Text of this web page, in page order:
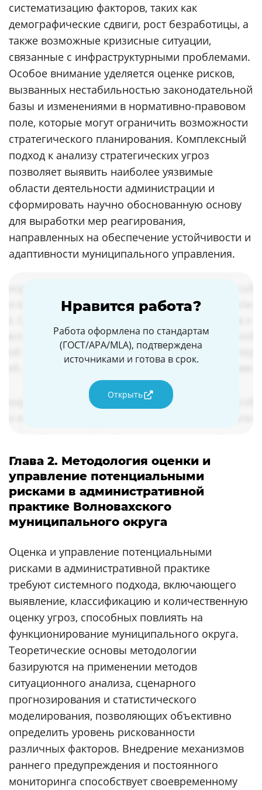
систематизацию факторов, таких как
демографические сдвиги, рост безработицы, а
также возможные кризисные ситуации,
связанные с инфраструктурными проблемами.
Особое внимание уделяется оценке рисков,
вызванных нестабильностью законодательной
базы и изменениями в нормативно-правовом
поле, которые могут ограничить возможности
стратегического планирования. Комплексный
подход к анализу стратегических угроз
позволяет выявить наиболее уязвимые
области деятельности администрации и
сформировать научно обоснованную основу
для выработки мер реагирования,
направленных на обеспечение устойчивости и
адаптивности муниципального управления.
Нравится работа?
Работа оформлена по стандартам
(ГОСТ/APA/MLA), подтверждена
источниками и готова в срок.
Открыть
Глава 2. Методология оценки и
управление потенциальными
рисками в административной
практике Волновахского
муниципального округа
Оценка и управление потенциальными
рисками в административной практике
требуют системного подхода, включающего
выявление, классификацию и количественную
оценку угроз, способных повлиять на
функционирование муниципального округа.
Теоретические основы методологии
базируются на применении методов
ситуационного анализа, сценарного
прогнозирования и статистического
моделирования, позволяющих объективно
определить уровень рискованности
различных факторов. Внедрение механизмов
раннего предупреждения и постоянного
мониторинга способствует своевременному